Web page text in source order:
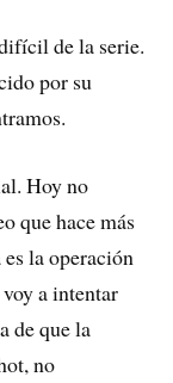
de la serie.
por su
Hoy no
que hace más
la operación
a intentar
de que la
no